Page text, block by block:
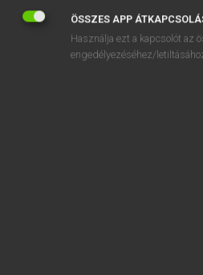
BEÉPÜLŐ
ONLINE
ÖSSZES APP
Használja ezt a kapcsolót az
engedélyezéséhez/